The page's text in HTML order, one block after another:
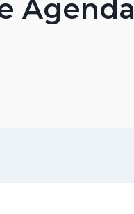
Agenda